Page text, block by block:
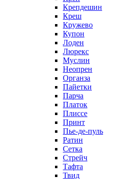
Крепдешин
Креш
Кружево
Купон
Лоден
Люрекс
Муслин
Неопрен
Органза
Пайетки
Парча
Платок
Плиссе
Принт
Пье-де-пуль
Ратин
Сетка
Стрейч
Тафта
Твид